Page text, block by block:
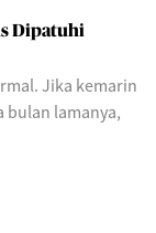
Dipatuhi
Jika kemarin
bulan lamanya,